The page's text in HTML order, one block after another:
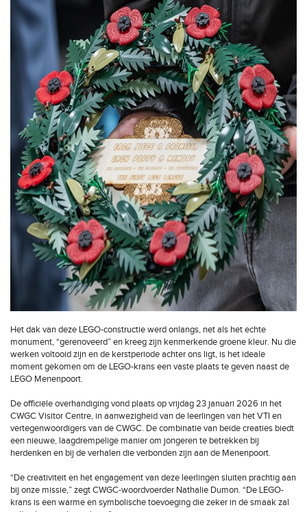
Het dak van deze LEGO-constructie werd onlangs, net als het echte
monument, “gerenoveerd” en kreeg zijn kenmerkende groene kleur. Nu die
werken voltooid zijn en de kerstperiode achter ons ligt, is het ideale
moment gekomen om de LEGO-krans een vaste plaats te geven naast de
LEGO Menenpoort.
De officiële overhandiging vond plaats op vrijdag 23 januari 2026 in het
CWGC Visitor Centre, in aanwezigheid van de leerlingen van het VTI en
vertegenwoordigers van de CWGC. De combinatie van beide creaties biedt
een nieuwe, laagdrempelige manier om jongeren te betrekken bij
herdenken en bij de verhalen die verbonden zijn aan de Menenpoort.
“De creativiteit en het engagement van deze leerlingen sluiten prachtig aan
bij onze missie,” zegt CWGC-woordvoerder Nathalie Dumon. “De LEGO-
krans is een warme en symbolische toevoeging die zeker in de smaak zal